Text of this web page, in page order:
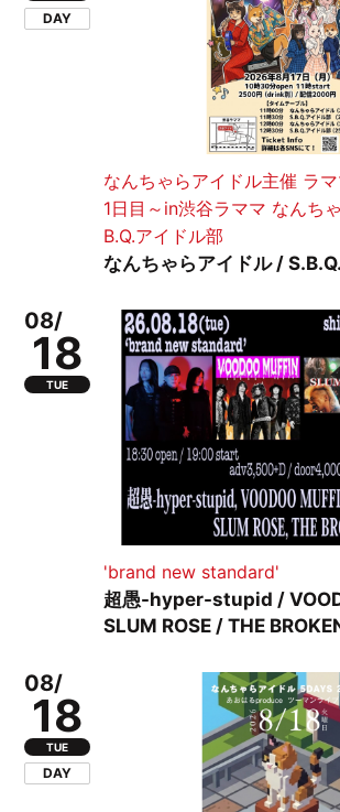
DAY
なんちゃらアイドル主催 ラ
1日目～in渋谷ラママ なんち
B.Q.アイドル部
なんちゃらアイドル /
08/
18
TUE
'brand new standard'
超愚-hyper-stupid /
SLUM ROSE / THE
08/
18
TUE
DAY